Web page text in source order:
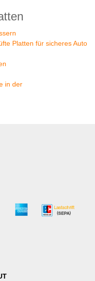
Platten für sicheres Auto
in der